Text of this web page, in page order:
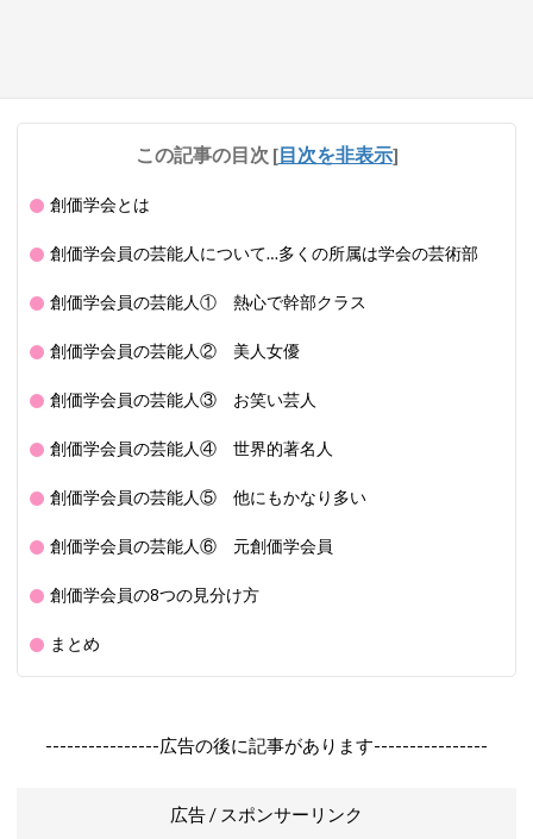
この記事の目次 [目次を非表示]
創価学会とは
創価学会員の芸能人について…多くの所属は学会の芸術部
創価学会員の芸能人① 熱心で幹部クラス
創価学会員の芸能人② 美人女優
創価学会員の芸能人③ お笑い芸人
創価学会員の芸能人④ 世界的著名人
創価学会員の芸能人⑤ 他にもかなり多い
創価学会員の芸能人⑥ 元創価学会員
創価学会員の8つの見分け方
まとめ
----------------広告の後に記事があります----------------
広告 / スポンサーリンク